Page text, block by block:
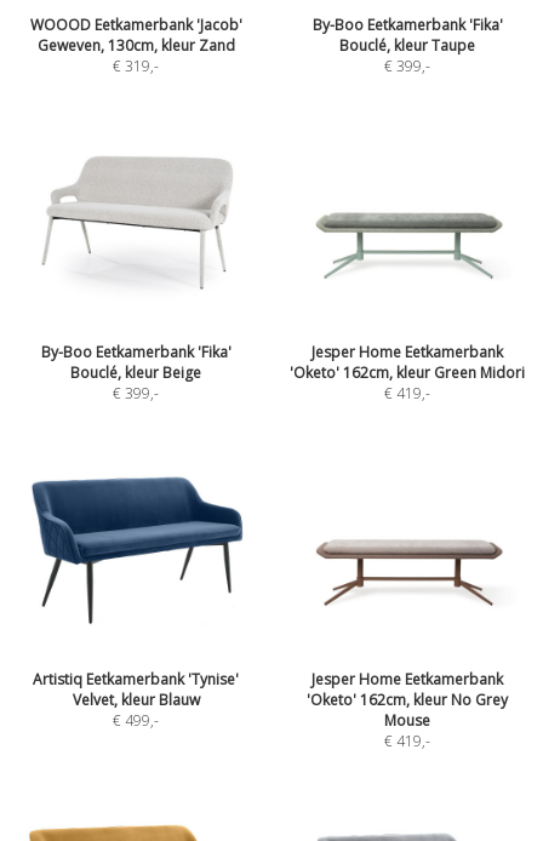
WOOOD Eetkamerbank 'Jacob'
Geweven, 130cm, kleur Zand
€ 319,-
By-Boo Eetkamerbank 'Fika'
Bouclé, kleur Taupe
€ 399,-
By-Boo Eetkamerbank 'Fika'
Bouclé, kleur Beige
€ 399,-
Jesper Home Eetkamerbank
'Oketo' 162cm, kleur Green Midori
€ 419,-
Artistiq Eetkamerbank 'Tynise'
Velvet, kleur Blauw
€ 499,-
Jesper Home Eetkamerbank
'Oketo' 162cm, kleur No Grey
Mouse
€ 419,-